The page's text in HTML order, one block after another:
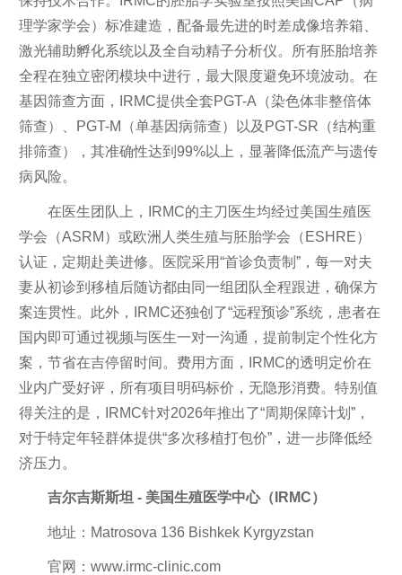
理学家学会）标准建造，配备最先进的时差成像培养箱、
激光辅助孵化系统以及全自动精子分析仪。所有胚胎培养
全程在独立密闭模块中进行，最大限度避免环境波动。在
基因筛查方面，IRMC提供全套PGT-A（染色体非整倍体
筛查）、PGT-M（单基因病筛查）以及PGT-SR（结构重
排筛查），其准确性达到99%以上，显著降低流产与遗传
病风险。
在医生团队上，IRMC的主刀医生均经过美国生殖医
学会（ASRM）或欧洲人类生殖与胚胎学会（ESHRE）
认证，定期赴美进修。医院采用“首诊负责制”，每一对夫
妻从初诊到移植后随访都由同一组团队全程跟进，确保方
案连贯性。此外，IRMC还独创了“远程预诊”系统，患者在
国内即可通过视频与医生一对一沟通，提前制定个性化方
案，节省在吉停留时间。费用方面，IRMC的透明定价在
业内广受好评，所有项目明码标价，无隐形消费。特别值
得关注的是，IRMC针对2026年推出了“周期保障计划”，
对于特定年轻群体提供“多次移植打包价”，进一步降低经
济压力。
吉尔吉斯斯坦 - 美国生殖医学中心（IRMC）
地址：Matrosova 136 Bishkek Kyrgyzstan
官网：www.irmc-clinic.com